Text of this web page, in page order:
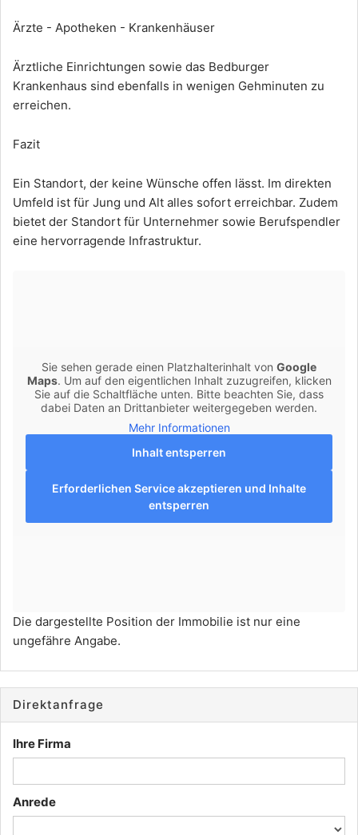
Ärzte - Apotheken - Krankenhäuser
Ärztliche Einrichtungen sowie das Bedburger
Krankenhaus sind ebenfalls in wenigen Gehminuten zu
erreichen.
Fazit
Ein Standort, der keine Wünsche offen lässt. Im direkten
Umfeld ist für Jung und Alt alles sofort erreichbar. Zudem
bietet der Standort für Unternehmer sowie Berufspendler
eine hervorragende Infrastruktur.
Sie sehen gerade einen Platzhalterinhalt von Google
Maps. Um auf den eigentlichen Inhalt zuzugreifen, klicken
Sie auf die Schaltfläche unten. Bitte beachten Sie, dass
dabei Daten an Drittanbieter weitergegeben werden.
Mehr Informationen
Inhalt entsperren
Erforderlichen Service akzeptieren und Inhalte
entsperren
Die dargestellte Position der Immobilie ist nur eine
ungefähre Angabe.
Direktanfrage
Ihre Firma
Anrede